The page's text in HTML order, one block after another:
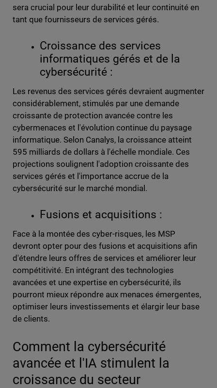
sera crucial pour leur durabilité et leur continuité en
tant que fournisseurs de services gérés.
Croissance des services
informatiques gérés et de la
cybersécurité :
Les revenus des services gérés devraient augmenter
considérablement, stimulés par une demande
croissante de protection avancée contre les
cybermenaces et l'évolution continue du paysage
informatique. Selon Canalys, la croissance atteint
595 milliards de dollars à l'échelle mondiale. Ces
projections soulignent l'adoption croissante des
services gérés et l'importance accrue de la
cybersécurité sur le marché mondial.
Fusions et acquisitions :
Face à la montée des cyber-risques, les MSP
devront opter pour des fusions et acquisitions afin
d'étendre leurs offres de services et améliorer leur
compétitivité. En intégrant des technologies
avancées et une expertise en cybersécurité, ils
pourront mieux répondre aux menaces émergentes,
optimiser leurs investissements et élargir leur base
de clients.
Comment la cybersécurité
avancée et l'IA stimulent la
croissance du secteur